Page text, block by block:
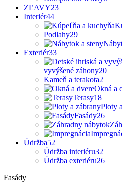
ZĽAVY23
Interiér44
Podlahy29
Exteriér33
vyvýšené záhony20
Kameň a terakota2
Okná a
Terasy18
Ploty
Fasády26
Údržba52
Údržba interiéru32
Údržba exteriéru26
Fasády